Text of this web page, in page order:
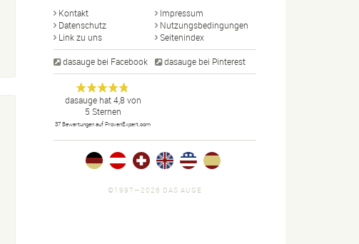
Kontakt
Impressum
Datenschutz
Nutzungsbedingungen
Link zu uns
Seitenindex
dasauge bei Facebook dasauge bei Pinterest
dasauge
Designer,
Fotografen,
Agenturen,
Portfolios
und Jobs.
Anonym
dasaugehat4,8 von
5 Sternen
37 Bewertungen auf ProvenExpert.com
©1997—2026 DAS AUGE